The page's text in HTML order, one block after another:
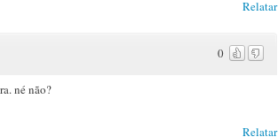
Relatar
0
né não?
Relatar